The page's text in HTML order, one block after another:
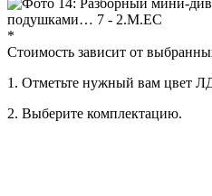
*
Стоимость зависит от
1. Oтметьте нужный вам цвет
2. Выберите комплектацию.